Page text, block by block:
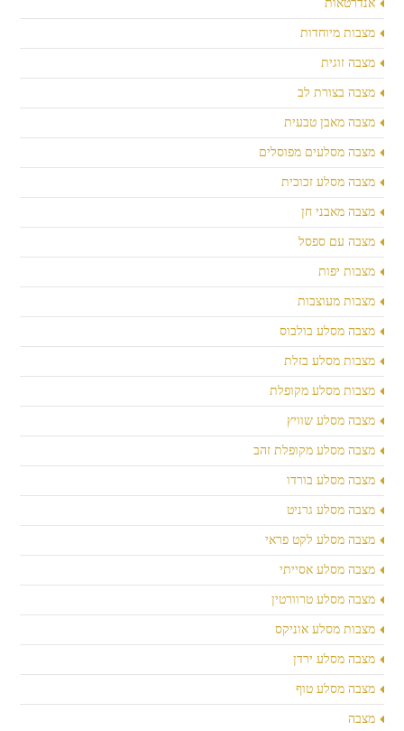
אנדרטאות
מצבות מיוחדות
מצבה זוגית
מצבה בצורת לב
מצבה מאבן טבעית
מצבה מסלעים מפוסלים
מצבה מסלע זכוכית
מצבה מאבני חן
מצבה עם ספסל
מצבות יפות
מצבות מעוצבות
מצבה מסלע בולבוס
מצבות מסלע בזלת
מצבות מסלע מקופלת
מצבה מסלע שוויץ
מצבה מסלע מקופלת זהב
מצבה מסלע בורדו
מצבה מסלע גרניט
מצבה מסלע לקט פראי
מצבה מסלע אסייתי
מצבה מסלע טרוורטין
מצבות מסלע אוניקס
מצבה מסלע ירדן
מצבה מסלע טוף
מצבה